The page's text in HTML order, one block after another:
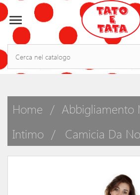

Home
Abbigliamento
Intimo
Camicia Da